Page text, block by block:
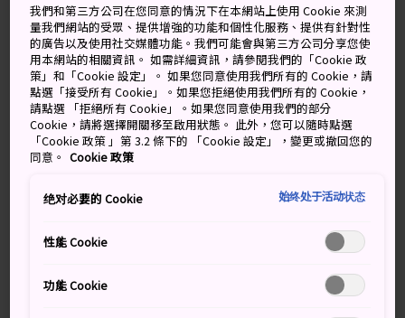
關鍵字 地圖
現實世界的香格里拉
三保博物館坐落於信樂山脈多采多姿的自然美景中，由美
籍華裔建築師貝聿銘設計，貝聿銘以設計巴黎羅浮宮玻璃
金字塔而享負盛名。 貝聿銘為博物館帶來一個令人聯想到
美好和平靜的設計，靈感來自中國詩人陶淵明的古代作品
《桃花源記》中描繪的一個超凡脫俗的烏托邦。參觀者沿
著被櫻花垂枝環繞的通道，穿過一條隧道，走過一座吊
橋，然後到達博物館。
我們和第三方公司在您同意的情況下在本網站上使用 Cookie 來測
量我們網站的受眾、提供增強的功能和個性化服務、提供有針對性
的廣告以及使用社交媒體功能。我們可能會與第三方公司分享您使
用本網站的相關資訊。 如需詳細資訊，請參閱我們的「Cookie 政
策」和「Cookie 設定」。 如果您同意使用我們所有的 Cookie，請
點選「接受所有 Cookie」。如果您拒絕使用我們所有的 Cookie，
請點選 「拒絕所有 Cookie」。如果您同意使用我們的部分
Cookie，請將選擇開關移至啟用狀態。 此外，您可以隨時點選
「Cookie 政策 」第 3.2 條下的 「Cookie 設定」，變更或撤回您的
同意。 Cookie 政策
绝对必要的 Cookie 始终处于活动状态
性能 Cookie
功能 Cookie